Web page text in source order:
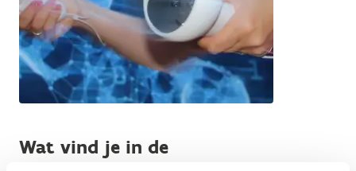
Wat vind je in de